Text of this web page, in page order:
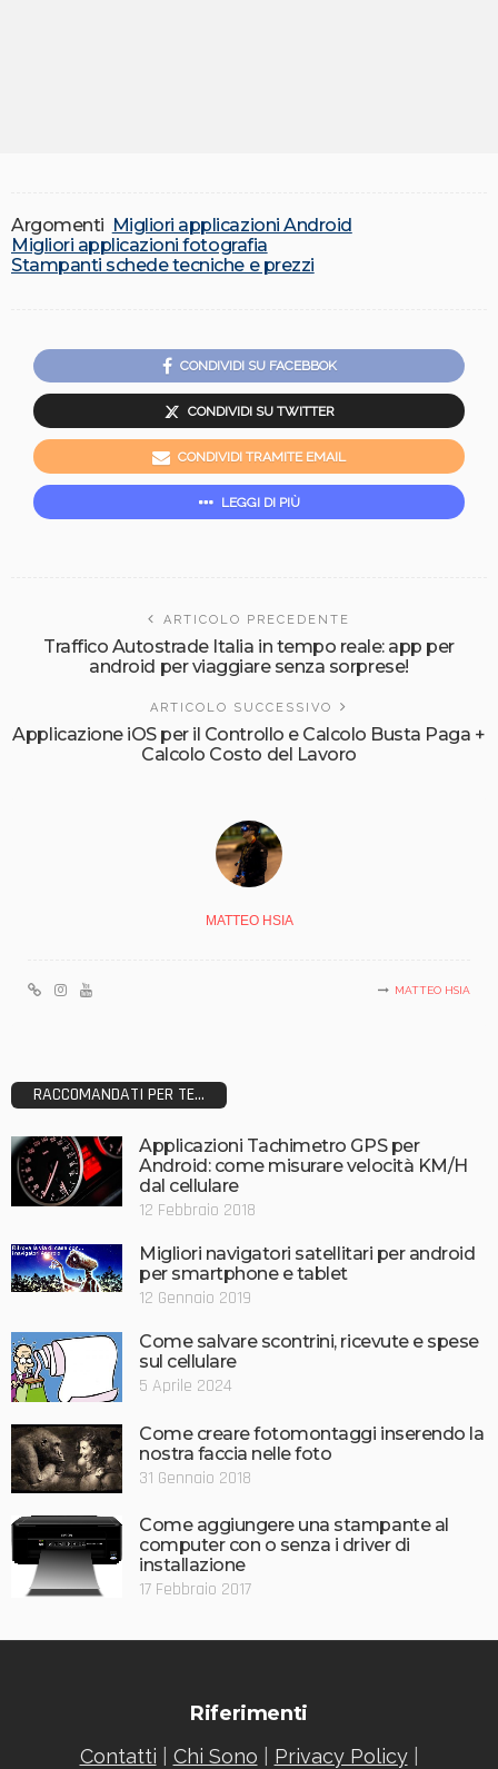
Argomenti Migliori applicazioni Android
Migliori applicazioni fotografia
Stampanti schede tecniche e prezzi
CONDIVIDI SU FACEBBOK
CONDIVIDI SU TWITTER
CONDIVIDI TRAMITE EMAIL
LEGGI DI PIÙ
ARTICOLO PRECEDENTE
Traffico Autostrade Italia in tempo reale: app per
android per viaggiare senza sorprese!
ARTICOLO SUCCESSIVO
Applicazione iOS per il Controllo e Calcolo Busta Paga +
Calcolo Costo del Lavoro
MATTEO HSIA
MATTEO HSIA
RACCOMANDATI PER TE...
Applicazioni Tachimetro GPS per
Android: come misurare velocità KM/H
dal cellulare
12 Febbraio 2018
Migliori navigatori satellitari per android
per smartphone e tablet
12 Gennaio 2019
Come salvare scontrini, ricevute e spese
sul cellulare
5 Aprile 2024
Come creare fotomontaggi inserendo la
nostra faccia nelle foto
31 Gennaio 2018
Come aggiungere una stampante al
computer con o senza i driver di
installazione
17 Febbraio 2017
Riferimenti
Contatti Chi Sono Privacy Policy|